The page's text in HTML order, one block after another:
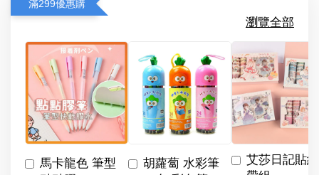
滿299優惠購
瀏覽全部
馬卡龍色 筆型
胡蘿蔔 水彩筆
艾莎日記貼